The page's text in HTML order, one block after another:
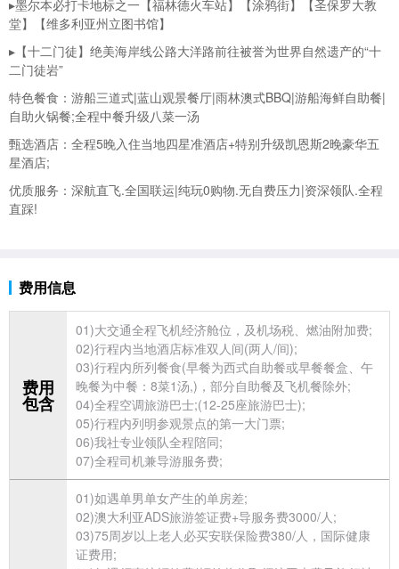
▸墨尔本必打卡地标之一【福林德火车站】【涂鸦街】【圣保罗大教
堂】【维多利亚州立图书馆】
▸【十二门徒】绝美海岸线公路大洋路前往被誉为世界自然遗产的“十
二门徒岩”
特色餐食：游船三道式|蓝山观景餐厅|雨林澳式BBQ|游船海鲜自助餐|
自助火锅餐;全程中餐升级八菜一汤
甄选酒店：全程5晚入住当地四星准酒店+特别升级凯恩斯2晚豪华五
星酒店;
优质服务：深航直飞.全国联运|纯玩0购物.无自费压力|资深领队.全程
直踩!
费用信息
费用
包含
01)大交通全程飞机经济舱位，及机场税、燃油附加费;
02)行程内当地酒店标准双人间(两人/间);
03)行程内所列餐食(早餐为西式自助餐或早餐餐盒、午
晚餐为中餐：8菜1汤,)，部分自助餐及飞机餐除外;
04)全程空调旅游巴士;(12-25座旅游巴士);
05)行程内列明参观景点的第一大门票;
06)我社专业领队全程陪同;
07)全程司机兼导游服务费;
01)如遇单男单女产生的单房差;
02)澳大利亚ADS旅游签证费+导服务费3000/人;
03)75周岁以上老人必买安联保险费380/人，国际健康
证费用;